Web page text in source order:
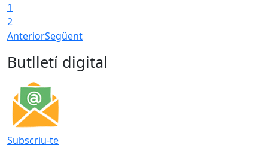
1
2
AnteriorSegüent
Butlletí digital
Subscriu-te